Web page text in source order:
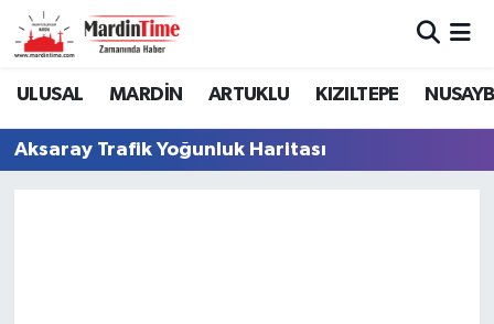
ULUSAL MARDİN ARTUKLU KIZILTEPE
Aksaray Trafik Yoğunluk Haritası
Mardin Nöbetçi Eczaneler
Mardin Hava Durumu